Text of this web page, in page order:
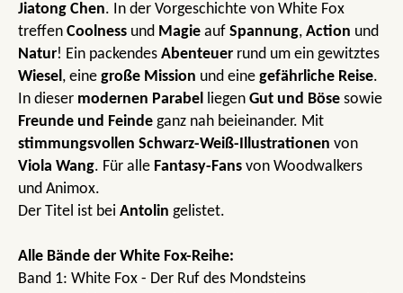
Jiatong Chen. In der Vorgeschichte von White Fox
treffen Coolness und Magie auf Spannung, Action und
Natur! Ein packendes Abenteuer rund um ein gewitztes
Wiesel, eine große Mission und eine gefährliche Reise.
In dieser modernen Parabel liegen Gut und Böse sowie
Freunde und Feinde ganz nah beieinander. Mit
stimmungsvollen Schwarz-Weiß-Illustrationen von
Viola Wang. Für alle Fantasy-Fans von Woodwalkers
und Animox.
Der Titel ist bei Antolin gelistet.
Alle Bände der White Fox-Reihe:
Band 1: White Fox - Der Ruf des Mondsteins